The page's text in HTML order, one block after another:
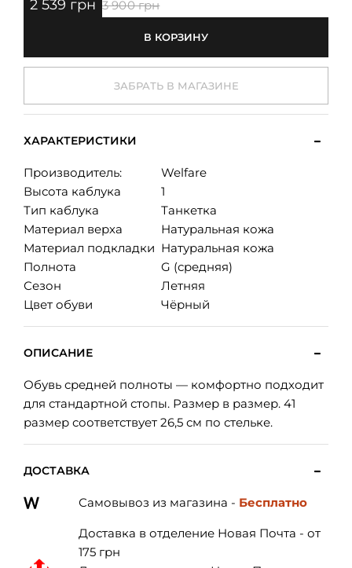
2 539 грн 3 900 грн
В КОРЗИНУ
ЗАБРАТЬ В МАГАЗИНЕ
ХАРАКТЕРИСТИКИ
Производитель:
Welfare
Высота каблука
1
Тип каблука
Танкетка
Материал верха
Натуральная кожа
Материал подкладки Натуральная кожа
Полнота
G (средняя)
Сезон
Летняя
Цвет обуви
Чёрный
ОПИСАНИЕ
Обувь средней полноты — комфортно подходит
для стандартной стопы. Размер в размер. 41
размер соответствует 26,5 см по стельке.
ДОСТАВКА
Самовывоз из магазина - Бесплатно
Доставка в отделение Новая Почта - от
175 грн